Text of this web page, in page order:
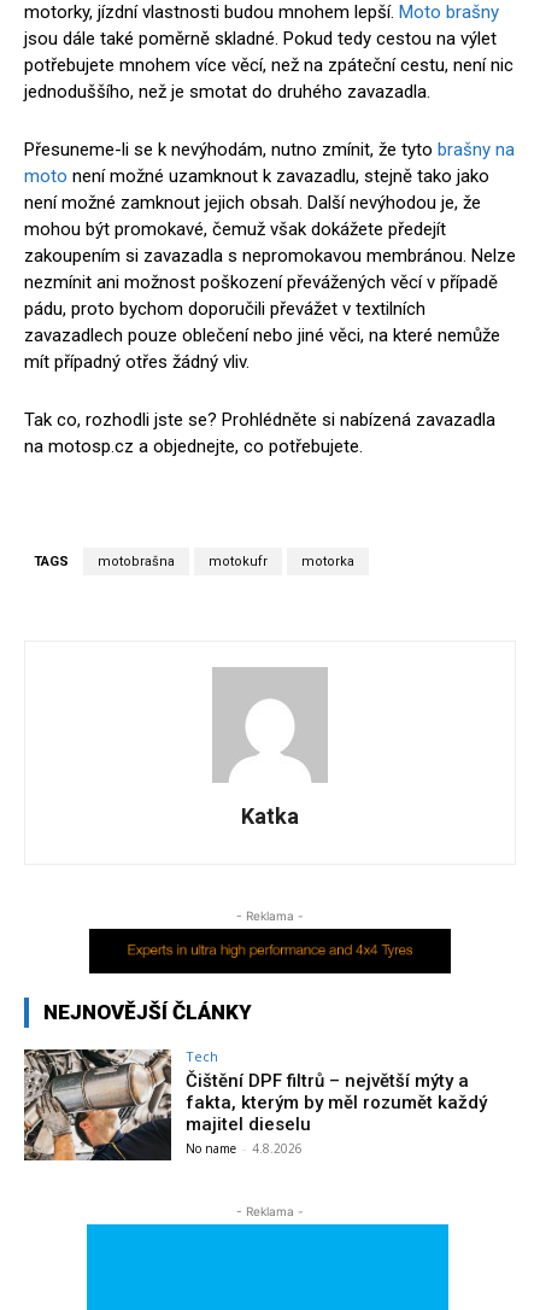
motorky, jízdní vlastnosti budou mnohem lepší. Moto brašny
jsou dále také poměrně skladné. Pokud tedy cestou na výlet
potřebujete mnohem více věcí, než na zpáteční cestu, není nic
jednoduššího, než je smotat do druhého zavazadla.
Přesuneme-li se k nevýhodám, nutno zmínit, že tyto brašny na
moto není možné uzamknout k zavazadlu, stejně tako jako
není možné zamknout jejich obsah. Další nevýhodou je, že
mohou být promokavé, čemuž však dokážete předejít
zakoupením si zavazadla s nepromokavou membránou. Nelze
nezmínit ani možnost poškození převážených věcí v případě
pádu, proto bychom doporučili převážet v textilních
zavazadlech pouze oblečení nebo jiné věci, na které nemůže
mít případný otřes žádný vliv.
Tak co, rozhodli jste se? Prohlédněte si nabízená zavazadla
na motosp.cz a objednejte, co potřebujete.
TAGS motobrašna motokufr motorka
Katka
- Reklama -
NEJNOVĚJŠÍ ČLÁNKY
Tech
Čištění DPF filtrů – největší mýty a
fakta, kterým by měl rozumět každý
majitel dieselu
No name - 4.8.2026
- Reklama -